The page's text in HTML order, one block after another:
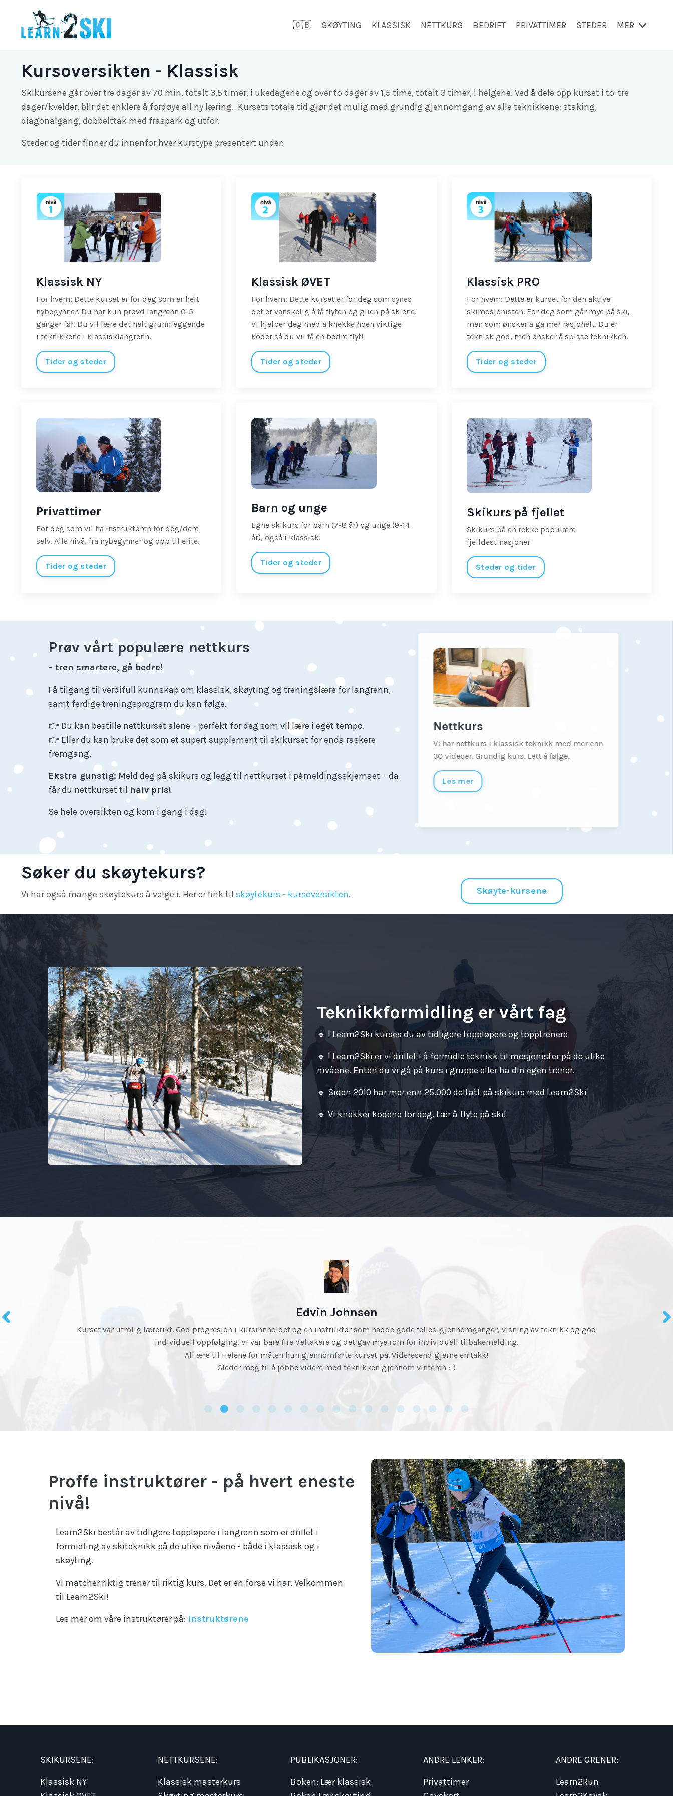
🇬🇧 SKØYTING KLASSISK NETTKURS BEDRIFT PRIVATTIMER STEDER MER
Kursoversikten - Klassisk
Skikursene går over tre dager av 70 min, totalt 3,5 timer, i ukedagene og over to dager av 1,5 time, totalt 3 timer, i helgene. Ved å dele opp kurset i to-tre
dager/kvelder, blir det enklere å fordøye all ny læring. Kursets totale tid gjør det mulig med grundig gjennomgang av alle teknikkene: staking,
diagonalgang, dobbelttak med fraspark og utfor.
Steder og tider finner du innenfor hver kurstype presentert under:
Klassisk NY
For hvem: Dette kurset er for deg som er helt
nybegynner. Du har kun prøvd langrenn 0-5
ganger før. Du vil lære det helt grunnleggende
i teknikkene i klassisklangrenn.
Tider og steder
Klassisk ØVET
For hvem: Dette kurset er for deg som synes
det er vanskelig å få flyten og glien på skiene.
Vi hjelper deg med å knekke noen viktige
koder så du vil få en bedre flyt!
Tider og steder
Klassisk PRO
For hvem: Dette er kurset for den aktive
skimosjonisten. For deg som går mye på ski,
men som ønsker å gå mer rasjonelt. Du er
teknisk god, men ønsker å spisse teknikken.
Tider og steder
Privattimer
For deg som vil ha instruktøren for deg/dere
selv. Alle nivå, fra nybegynner og opp til elite.
Tider og steder
Barn og unge
Egne skikurs for barn (7-8 år) og unge (9-14
år), også i klassisk.
Tider og steder
Skikurs på fjellet
Skikurs på en rekke populære
fjelldestinasjoner
Steder og tider
Prøv vårt populære nettkurs
– tren smartere, gå bedre!
Få tilgang til verdifull kunnskap om klassisk, skøyting og treningslære for langrenn,
samt ferdige treningsprogram du kan følge.
👉 Du kan bestille nettkurset alene – perfekt for deg som vil lære i eget tempo.
👉 Eller du kan bruke det som et supert supplement til skikurset for enda raskere
fremgang.
Ekstra gunstig: Meld deg på skikurs og legg til nettkurset i påmeldingsskjemaet – da
får du nettkurset til halv pris!
Se hele oversikten og kom i gang i dag!
Nettkurs
Vi har nettkurs i klassisk teknikk med mer enn
30 videoer. Grundig kurs. Lett å følge.
Les mer
Søker du skøytekurs?
Vi har også mange skøytekurs å velge i. Her er link til skøytekurs - kursoversikten. Skøyte-kursene
Teknikkformidling er vårt fag
🔹 I Learn2Ski kurses du av tidligere toppløpere og topptrenere
🔹 I Learn2Ski er vi drillet i å formidle teknikk til mosjonister på de ulike
nivåene. Enten du vi gå på kurs i gruppe eller ha din egen trener.
🔹 Siden 2010 har mer enn 25.000 deltatt på skikurs med Learn2Ski
🔹Vi knekker kodene for deg. Lær å flyte på ski!
Trine Moland
Tusen takk for et flott kurs! Jeg har lært mye på bare tre ganger! Utrolig gøy å lære teknikker som jeg aldri har tenkt på før! Og jeg som trodde jeg
kunne gå på ski!
Proffe instruktører - på hvert eneste
nivå!
Learn2Ski består av tidligere toppløpere i langrenn som er drillet i
formidling av skiteknikk på de ulike nivåene - både i klassisk og i
skøyting.
Vi matcher riktig trener til riktig kurs. Det er en forse vi har. Velkommen
til Learn2Ski!
Les mer om våre instruktører på: Instruktørene
SKIKURSENE:
Klassisk NY
NETTKURSENE:
Klassisk masterkurs
PUBLIKASJONER:
Boken: Lær klassisk
ANDRE LENKER:
Privattimer
ANDRE GRENER:
Learn2Run